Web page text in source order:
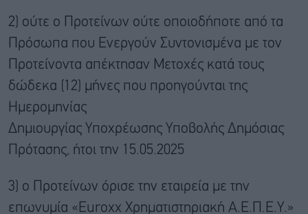
2) ούτε ο Προτείνων ούτε οποιοδήποτε από τα
Πρόσωπα που Ενεργούν Συντονισμένα με τον
Προτείνοντα απέκτησαν Μετοχές κατά τους
δώδεκα (12) μήνες που προηγούνται της
Ημερομηνίας
Δημιουργίας Υποχρέωσης Υποβολής Δημόσιας
Πρότασης, ήτοι την 15.05.2025
3) ο Προτείνων όρισε την εταιρεία με την
επωνυμία «Euroxx Χρηματιστηριακή Α.Ε.Π.Ε.Υ.»